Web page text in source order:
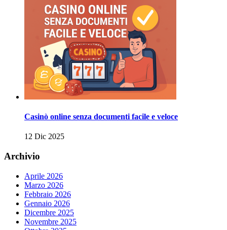
Casinò online senza documenti facile e veloce
12 Dic 2025
Archivio
Aprile 2026
Marzo 2026
Febbraio 2026
Gennaio 2026
Dicembre 2025
Novembre 2025